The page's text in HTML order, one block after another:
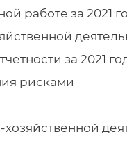
работе за 2021
за 2021
рисками